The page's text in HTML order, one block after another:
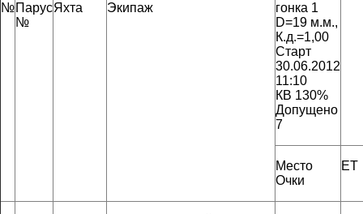
№Парус
№
Яхта Экипаж
гонка 1
D=19 м.м.,
К.д.=1,00
Старт
30.06.2012
11:10
КВ 130%
Допущено
7
Место
Очки
ET